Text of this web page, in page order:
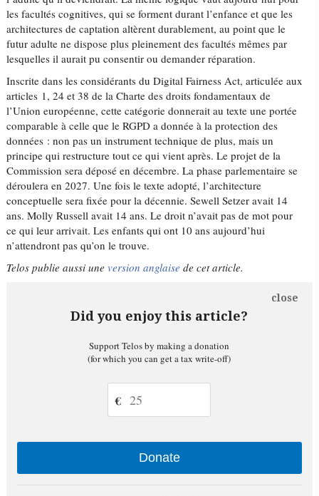
les facultés cognitives, qui se forment durant l’enfance et que les
architectures de captation altèrent durablement, au point que le
futur adulte ne dispose plus pleinement des facultés mêmes par
lesquelles il aurait pu consentir ou demander réparation.
Inscrite dans les considérants du Digital Fairness Act, articulée aux
articles 1, 24 et 38 de la Charte des droits fondamentaux de
l’Union européenne, cette catégorie donnerait au texte une portée
comparable à celle que le RGPD a donnée à la protection des
données : non pas un instrument technique de plus, mais un
principe qui restructure tout ce qui vient après. Le projet de la
Commission sera déposé en décembre. La phase parlementaire se
déroulera en 2027. Une fois le texte adopté, l’architecture
conceptuelle sera fixée pour la décennie. Sewell Setzer avait 14
ans. Molly Russell avait 14 ans. Le droit n’avait pas de mot pour
ce qui leur arrivait. Les enfants qui ont 10 ans aujourd’hui
n’attendront pas qu’on le trouve.
Telos publie aussi uneversion anglaise de cet article.
Did you enjoy this article?
close
Support Telos by making a donation
(for which you can get a tax write-off)
€
Donate